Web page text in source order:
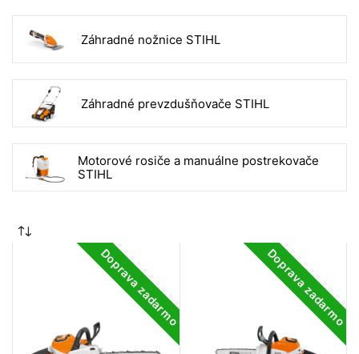
Záhradné nožnice STIHL
Záhradné prevzdušňovače STIHL
Motorové rosiče a manuálne postrekovače
STIHL
Doprava zadarmo Doprava zadarmo